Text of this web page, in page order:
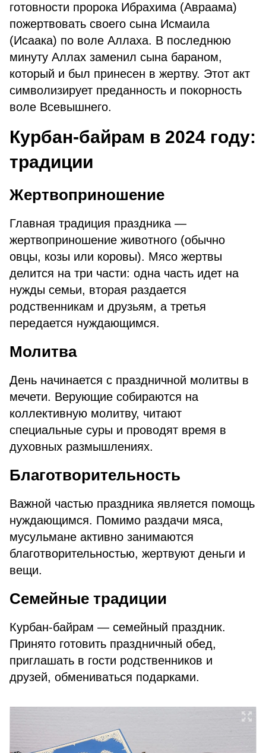
готовности пророка Ибрахима (Авраама)
пожертвовать своего сына Исмаила
(Исаака) по воле Аллаха. В последнюю
минуту Аллах заменил сына бараном,
который и был принесен в жертву. Этот акт
символизирует преданность и покорность
воле Всевышнего.
Курбан-байрам в 2024 году:
традиции
Жертвоприношение
Главная традиция праздника —
жертвоприношение животного (обычно
овцы, козы или коровы). Мясо жертвы
делится на три части: одна часть идет на
нужды семьи, вторая раздается
родственникам и друзьям, а третья
передается нуждающимся.
Молитва
День начинается с праздничной молитвы в
мечети. Верующие собираются на
коллективную молитву, читают
специальные суры и проводят время в
духовных размышлениях.
Благотворительность
Важной частью праздника является помощь
нуждающимся. Помимо раздачи мяса,
мусульмане активно занимаются
благотворительностью, жертвуют деньги и
вещи.
Семейные традиции
Курбан-байрам — семейный праздник.
Принято готовить праздничный обед,
приглашать в гости родственников и
друзей, обмениваться подарками.